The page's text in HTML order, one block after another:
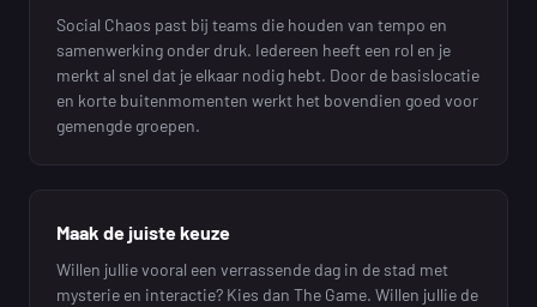
Social Chaos past bij teams die houden van tempo en
samenwerking onder druk. Iedereen heeft een rol en je
merkt al snel dat je elkaar nodig hebt. Door de basislocatie
en korte buitenmomenten werkt het bovendien goed voor
gemengde groepen.
Maak de juiste keuze
Willen jullie vooral een verrassende dag in de stad met
mysterie en interactie? Kies dan The Game. Willen jullie de